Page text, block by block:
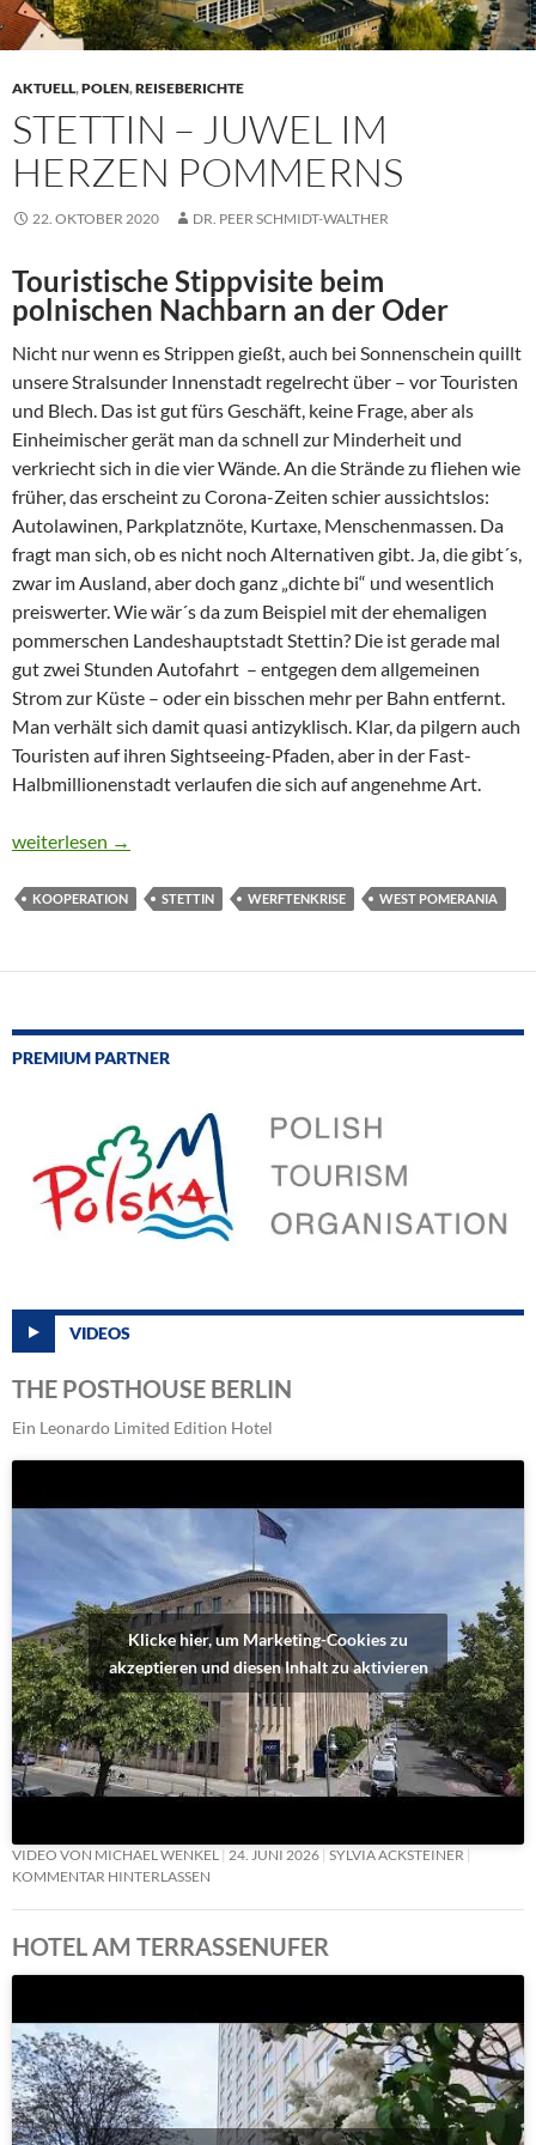
AKTUELL,POLEN,REISEBERICHTE
STETTIN – JUWEL IM
HERZEN POMMERNS
22. OKTOBER 2020 DR. PEER SCHMIDT-WALTHER
Touristische Stippvisite beim
polnischen Nachbarn an der Oder
Nicht nur wenn es Strippen gießt, auch bei Sonnenschein quillt
unsere Stralsunder Innenstadt regelrecht über – vor Touristen
und Blech. Das ist gut fürs Geschäft, keine Frage, aber als
Einheimischer gerät man da schnell zur Minderheit und
verkriecht sich in die vier Wände. An die Strände zu fliehen wie
früher, das erscheint zu Corona-Zeiten schier aussichtslos:
Autolawinen, Parkplatznöte, Kurtaxe, Menschenmassen. Da
fragt man sich, ob es nicht noch Alternativen gibt. Ja, die gibt´s,
zwar im Ausland, aber doch ganz „dichte bi“ und wesentlich
preiswerter. Wie wär´s da zum Beispiel mit der ehemaligen
pommerschen Landeshauptstadt Stettin? Die ist gerade mal
gut zwei Stunden Autofahrt – entgegen dem allgemeinen
Strom zur Küste – oder ein bisschen mehr per Bahn entfernt.
Man verhält sich damit quasi antizyklisch. Klar, da pilgern auch
Touristen auf ihren Sightseeing-Pfaden, aber in der Fast-
Halbmillionenstadt verlaufen die sich auf angenehme Art.
STETTIN – JUWEL IM HERZEN POMMERNS
weiterlesen →
KOOPERATION STETTIN WERFTENKRISE WEST POMERANIA
PREMIUM PARTNER
VIDEOS
THE POSTHOUSE BERLIN
Ein Leonardo Limited Edition Hotel
Klicke hier, um Marketing-Cookies zu
akzeptieren und diesen Inhalt zu aktivieren
VIDEO VON MICHAEL WENKEL 24. JUNI 2026 SYLVIA ACKSTEINER
KOMMENTAR HINTERLASSEN
HOTEL AM TERRASSENUFER